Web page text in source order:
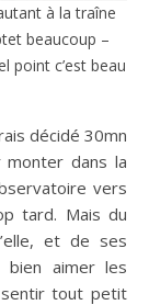
à la traîne
beaucoup –
point c’est beau
décidé 30mn
dans la
vers
tard. Mais du
et de ses
bien aimer les
sentir tout petit